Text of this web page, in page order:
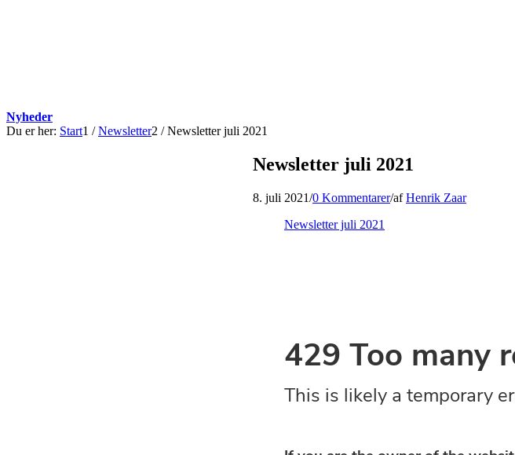
Nyheder
Du er her: Start1 / Newsletter2 / Newsletter juli 2021
Newsletter juli 2021
8. juli 2021/0 Kommentarer/afHenrik Zaar
Newsletter juli 2021